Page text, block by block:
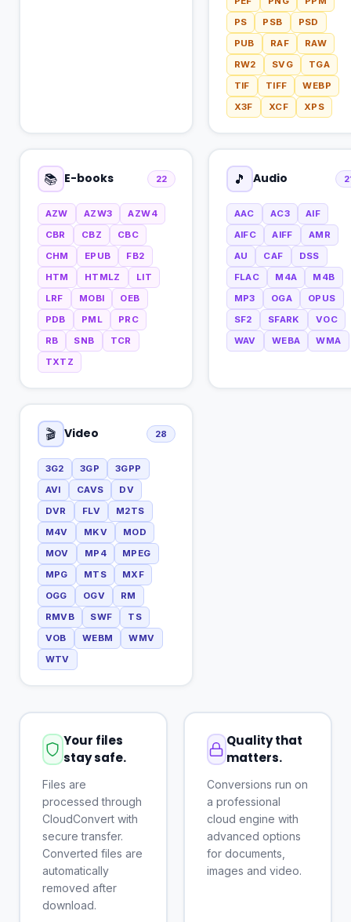
PS
PSB
PSD
PUB
RAF
RAW
RW2
SVG
TGA
TIF
TIFF
WEBP
X3F
XCF XPS
📚 E-books 22
AZW AZW3
AZW4
CBR
CBZ
CBC
CHM
EPUB
FB2
HTM
HTMLZ
LIT
LRF
MOBI
OEB
PDB
PML
PRC
RB
SNB
TCR
TXTZ
🎵 Audio
AAC AC3
AIF
AIFC
AIFF
AMR
AU
CAF
DSS
FLAC
M4A
M4B
MP3
OGA
OPUS
SF2
SFARK
VOC
WAV
WEBA WMA
🎬 Video 28
3G2 3GP
3GPP
AVI
CAVS
DV
DVR
FLV
M2TS
M4V
MKV
MOD
MOV
MP4
MPEG
MPG
MTS
MXF
OGG
OGV
RM
RMVB
SWF
TS
VOB
WEBM
WMV
WTV
Your files
stay safe.
Files are
processed through
CloudConvert with
secure transfer.
Converted files are
automatically
removed after
download.
Quality that
matters.
Conversions run on
a professional
cloud engine with
advanced options
for documents,
images and video.